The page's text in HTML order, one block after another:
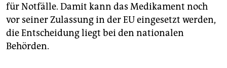
für Notfälle. Damit kann das Medikament noch
vor seiner Zulassung in der EU eingesetzt werden,
die Entscheidung liegt bei den nationalen
Behörden.